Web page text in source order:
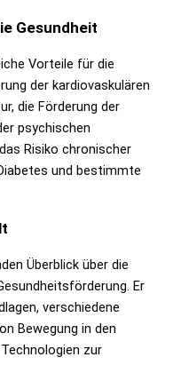
Gesundheit
Vorteile für die
der kardiovaskulären
die Förderung der
psychischen
Risiko chronischer
und bestimmte
Überblick über die
Er
verschiedene
Bewegung in den
zur